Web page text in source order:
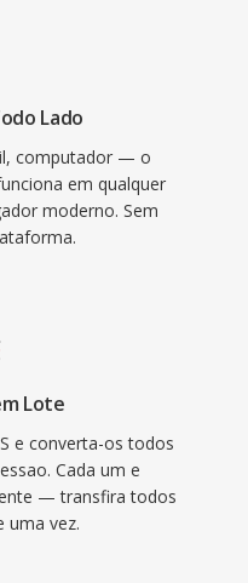
Lado
computador — o
em qualquer
moderno. Sem
Lote
e converta-os todos
Cada um e
— transfira todos
uma vez.